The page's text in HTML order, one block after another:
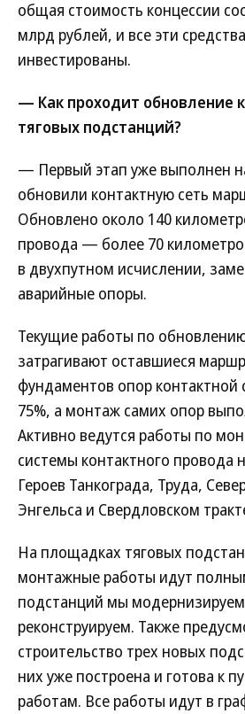
общая стоимость концессии
млрд рублей, и все эти
инвестированы.
— Как проходит обновление
тяговых подстанций?
— Первый этап уже выполнен
обновили контактную сеть
Обновлено около 140
провода — более 70
в двухпутном исчислении,
аварийные опоры.
Текущие работы по
затрагивают оставшиеся
фундаментов опор контактной
75%, а монтаж самих опор
Активно ведутся работы по
системы контактного провода
Героев Танкограда, Труда,
Энгельса и Свердловском
На площадках тяговых
монтажные работы идут
подстанций мы
реконструируем. Также
строительство трех новых
них уже построена и готова к
работам. Все работы идут в